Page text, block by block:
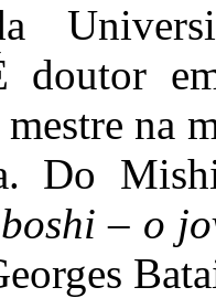
doutor
na
Do
– o